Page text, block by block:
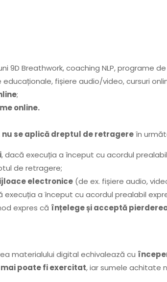
9D Breathwork, coaching NLP, programe
fișiere audio/video, cursuri
;
online.
nu se aplică dreptul de retragereîn
, dacă execuția a început cu acordul
de retragere;
electronice (de ex. fișiere audio,
execuția a început cu acordul prealabil
expres că înțelege și acceptă
materialului digital echivalează cu
poate fi exercitat, iar sumele achitate